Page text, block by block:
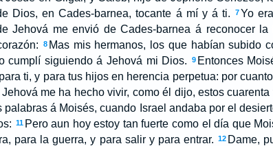
Dios, en Cades-barnea, tocante á mí y á ti.
7Yo
Jehová me envió de Cades-barnea á reconocer la
8 Mas mis hermanos, los que habían subido
cumplí siguiendo á Jehová mi Dios.
9 Entonces
ti, y para tus hijos en herencia perpetua: por
me ha hecho vivir, como él dijo, estos
á Moisés, cuando Israel andaba por el
11 Pero aun hoy estoy tan fuerte como el día que
para la guerra, y para salir y para entrar. 12 Dame,